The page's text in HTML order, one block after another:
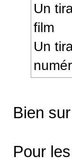
Un
film
Un
Bien
Pour